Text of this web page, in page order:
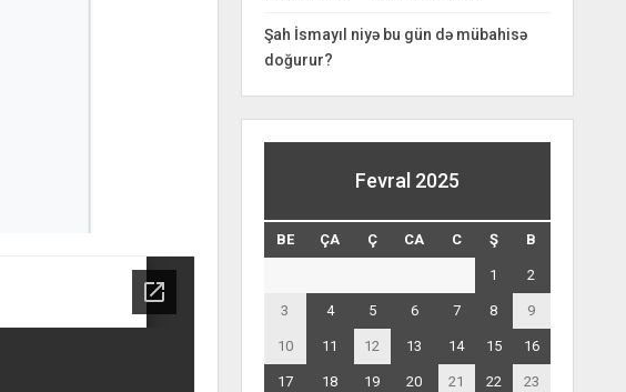
Şah İsmayıl niyə bu gün də mübahisə
doğurur?
Fevral 2025
BE ÇA Ç CA C Ş B
1 2
3 4 5 6 7 8 9
10 11 12 13 14 15 16
17 18 19 20 21 22 23